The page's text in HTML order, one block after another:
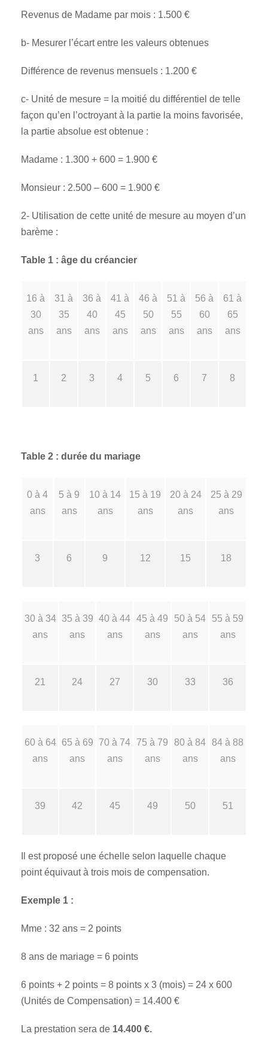
Revenus de Madame par mois : 1.500 €
b- Mesurer l’écart entre les valeurs obtenues
Différence de revenus mensuels : 1.200 €
c- Unité de mesure = la moitié du différentiel de telle
façon qu’en l’octroyant à la partie la moins favorisée,
la partie absolue est obtenue :
Madame : 1.300 + 600 = 1.900 €
Monsieur : 2.500 – 600 = 1.900 €
2- Utilisation de cette unité de mesure au moyen d’un
barème :
Table 1 : âge du créancier
16 à
30
ans
31 à
35
ans
36 à
40
ans
41 à
45
ans
46 à
50
ans
51 à
55
ans
56 à
60
ans
61 à
65
ans
1 2 3 4 5 6 7 8
Table 2 : durée du mariage
0 à 4
ans
5 à 9
ans
10 à 14
ans
15 à 19
ans
20 à 24
ans
25 à 29
ans
3 6 9 12 15 18
30 à 34
ans
35 à 39
ans
40 à 44
ans
45 à 49
ans
50 à 54
ans
55 à 59
ans
21 24 27 30 33 36
60 à 64
ans
65 à 69
ans
70 à 74
ans
75 à 79
ans
80 à 84
ans
84 à 88
ans
39 42 45 49 50 51
Il est proposé une échelle selon laquelle chaque
point équivaut à trois mois de compensation.
Exemple 1 :
Mme : 32 ans = 2 points
8 ans de mariage = 6 points
6 points + 2 points = 8 points x 3 (mois) = 24 x 600
(Unités de Compensation) = 14.400 €
La prestation sera de 14.400 €.